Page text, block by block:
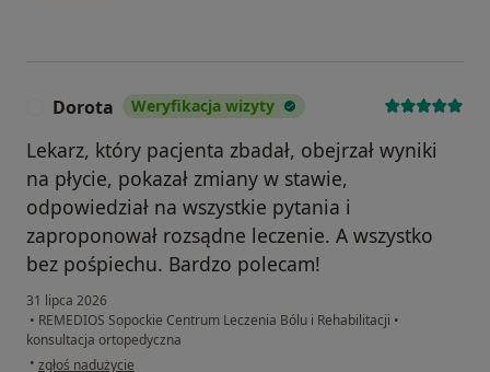
Dorota Weryfikacja wizyty
Lekarz, który pacjenta zbadał, obejrzał wyniki
na płycie, pokazał zmiany w stawie,
odpowiedział na wszystkie pytania i
zaproponował rozsądne leczenie. A wszystko
bez pośpiechu. Bardzo polecam!
31 lipca 2026
• REMEDIOS Sopockie Centrum Leczenia Bólu i Rehabilitacji •
konsultacja ortopedyczna
• w opinii użytkownika Dorota
zgłoś nadużycie